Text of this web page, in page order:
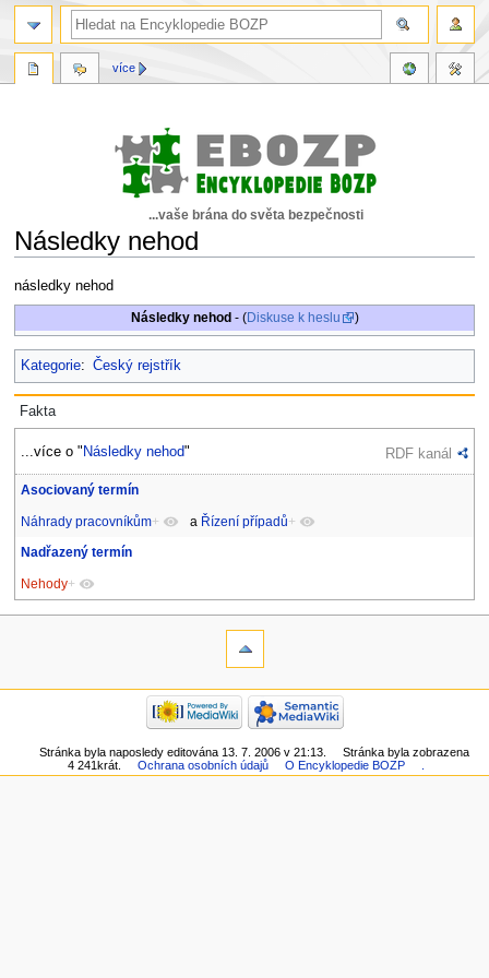
...vaše brána do světa bezpečnosti
Následky nehod
Skočit
na
Skočit
na
následky nehod
Následky nehod- (Diskuse k heslu )
Kategorie: Český rejstřík
Fakta
...více o " Následky nehod" RDF kanál
Asociovaný termín
Náhrady pracovníkům+ a Řízení případů+
Nadřazený termín
Nehody+
více
Stránka byla naposledy editována 13. 7. 2006 v 21:13.
Stránka byla zobrazena
4 241krát.
Ochrana osobních údajů O Encyklopedie BOZP